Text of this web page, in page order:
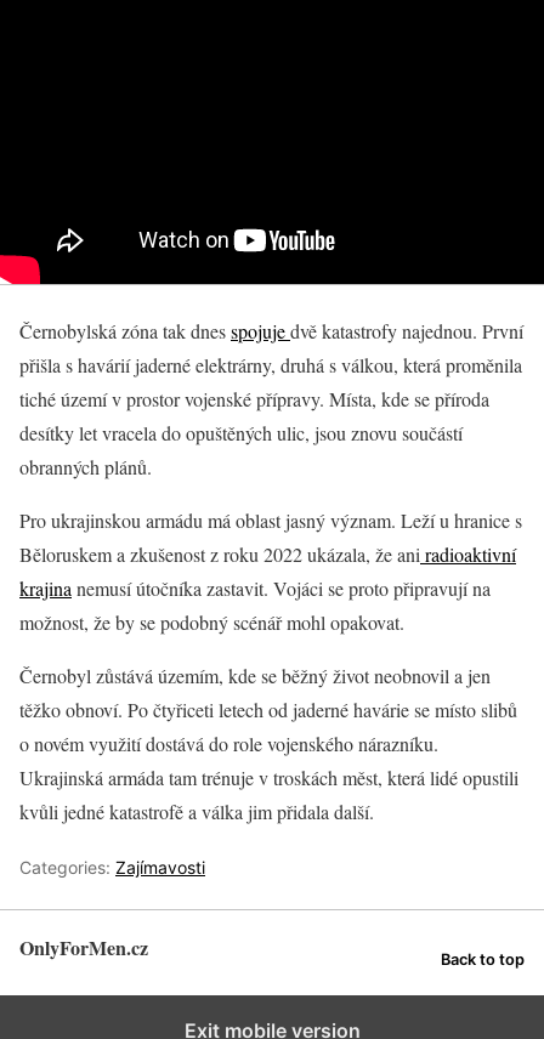
Černobylská zóna tak dnesspojujedvě katastrofy najednou. První
přišla s havárií jaderné elektrárny, druhá s válkou, která proměnila
tiché území v prostor vojenské přípravy. Místa, kde se příroda
desítky let vracela do opuštěných ulic, jsou znovu součástí
obranných plánů.
Pro ukrajinskou armádu má oblast jasný význam. Leží u hranice s
Běloruskem a zkušenost z roku 2022 ukázala, že ani radioaktivní
krajina nemusí útočníka zastavit. Vojáci se proto připravují na
možnost, že by se podobný scénář mohl opakovat.
Černobyl zůstává územím, kde se běžný život neobnovil a jen
těžko obnoví. Po čtyřiceti letech od jaderné havárie se místo slibů
o novém využití dostává do role vojenského nárazníku.
Ukrajinská armáda tam trénuje v troskách měst, která lidé opustili
kvůli jedné katastrofě a válka jim přidala další.
Categories: Zajímavosti
OnlyForMen.cz Back to top
Exit mobile version